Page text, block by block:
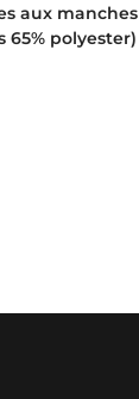
aux
65% polyester)